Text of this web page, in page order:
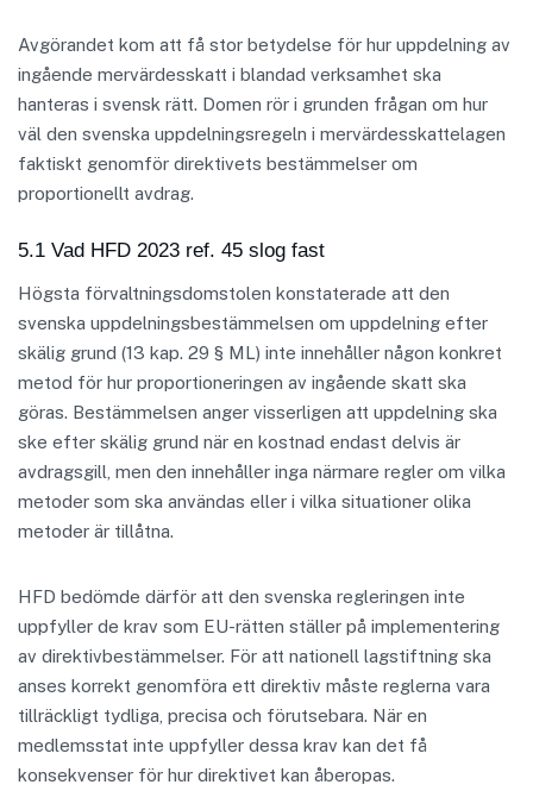
Avgörandet kom att få stor betydelse för hur uppdelning av
ingående mervärdesskatt i blandad verksamhet ska
hanteras i svensk rätt. Domen rör i grunden frågan om hur
väl den svenska uppdelningsregeln i mervärdesskattelagen
faktiskt genomför direktivets bestämmelser om
proportionellt avdrag.
5.1 Vad HFD 2023 ref. 45 slog fast
Högsta förvaltningsdomstolen konstaterade att den
svenska uppdelningsbestämmelsen om uppdelning efter
skälig grund (13 kap. 29 § ML) inte innehåller någon konkret
metod för hur proportioneringen av ingående skatt ska
göras. Bestämmelsen anger visserligen att uppdelning ska
ske efter skälig grund när en kostnad endast delvis är
avdragsgill, men den innehåller inga närmare regler om vilka
metoder som ska användas eller i vilka situationer olika
metoder är tillåtna.
HFD bedömde därför att den svenska regleringen inte
uppfyller de krav som EU-rätten ställer på implementering
av direktivbestämmelser. För att nationell lagstiftning ska
anses korrekt genomföra ett direktiv måste reglerna vara
tillräckligt tydliga, precisa och förutsebara. När en
medlemsstat inte uppfyller dessa krav kan det få
konsekvenser för hur direktivet kan åberopas.